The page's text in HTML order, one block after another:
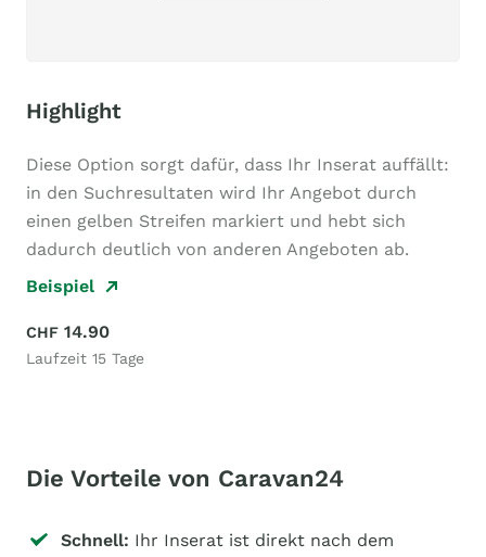
Highlight
Diese Option sorgt dafür, dass Ihr Inserat auffällt:
in den Suchresultaten wird Ihr Angebot durch
einen gelben Streifen markiert und hebt sich
dadurch deutlich von anderen Angeboten ab.
Beispiel
CHF 14.90
Laufzeit 15 Tage
Die Vorteile von Caravan24
Schnell: Ihr Inserat ist direkt nach dem